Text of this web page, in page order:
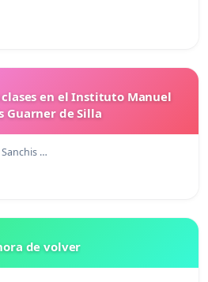
clases en el Instituto Manuel
Guarner de Silla
…
de volver